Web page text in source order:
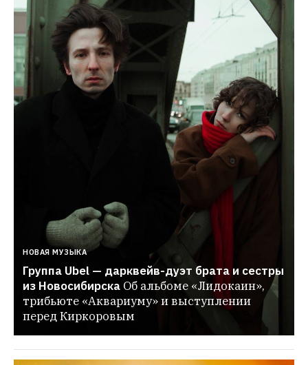
НОВАЯ МУЗЫКА
Группа Ubel — дарквейв-дуэт брата и сестры
из Новосибирска Об альбоме «Лидокаин»,
трибьюте «Аквариуму» и выступлении
перед Киркоровым